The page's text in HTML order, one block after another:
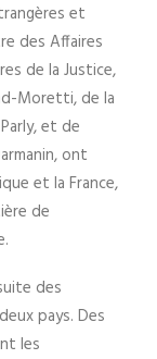
et
des Affaires
de la Justice,
Moretti, de la
et de
ont
et la France,
de
des
pays. Des
les